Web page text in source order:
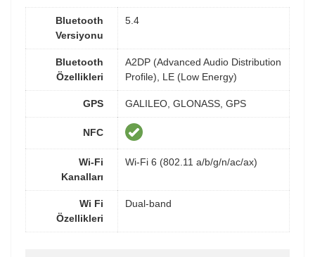
Bluetooth
Versiyonu
5.4
Bluetooth
Özellikleri
A2DP (Advanced Audio Distribution
Profile), LE (Low Energy)
GPS GALILEO, GLONASS, GPS
NFC
Wi-Fi
Kanalları
Wi-Fi 6 (802.11 a/b/g/n/ac/ax)
Wi Fi
Özellikleri
Dual-band